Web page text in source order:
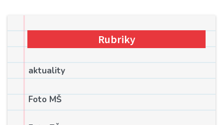
Rubriky
aktuality
Foto MŠ